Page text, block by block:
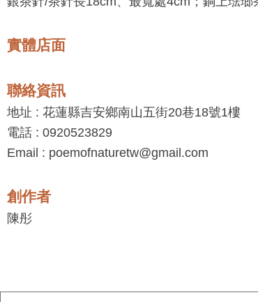
實體店面
聯絡資訊
地址 : 花蓮縣吉安鄉南山五街20巷18號1樓
電話 : 0920523829
Email : poemofnaturetw@gmail.com
創作者
陳彤